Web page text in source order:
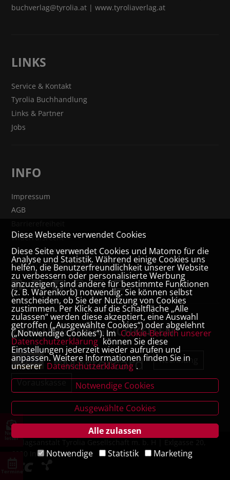
letter
buchverlag@tyrolia.at |www.tyroliaverlag.at
LINKS
Service & Kontakt
Tyrolia Buchhandlung
Links & Partner
Jobs
INFO
Impressum
AGB
Widerrufsrecht
VERTRAG WIDERRUFEN
Datenschutz- und Cookieerklärung
ZAHLUNGSMÖGLICHKEITEN
Rechnung
Vorauskasse
6020 Innsbruck
Diese Webseite verwendet Cookies
Diese Seite verwendet Cookies und Matomo für die
Analyse und Statistik. Während einige Cookies uns
helfen, die Benutzerfreundlichkeit unserer Website
zu verbessern oder personalisierte Werbung
anzuzeigen, sind andere für bestimmte Funktionen
(z. B. Warenkorb) notwendig. Sie können selbst
entscheiden, ob Sie der Nutzung von Cookies
zustimmen. Per Klick auf die Schaltfläche „Alle
zulassen“ werden diese akzeptiert, eine Auswahl
getroffen („Ausgewählte Cookies“) oder abgelehnt
(„Notwendige Cookies“). Im Cookie-Bereich unserer
Datenschutzerklärung können Sie diese
Einstellungen jederzeit wieder aufrufen und
anpassen. Weitere Informationen finden Sie in
unserer Datenschutzerklärung .
Notwendige Cookies
Ausgewählte Cookies
Alle zulassen
Notwendige
Statistik Marketing